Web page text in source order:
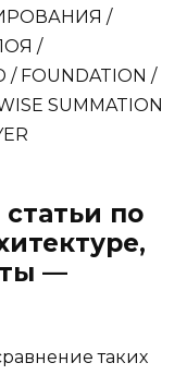
/
/
/ FOUNDATION /
SUMMATION
по
—
таких